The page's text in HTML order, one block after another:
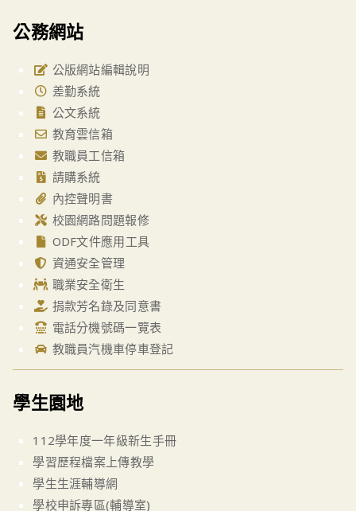
公務網站
公版網站編輯說明
差勤系統
公文系統
教育雲信箱
教職員工信箱
請購系統
內控聲明書
校園網路問題報修
ODF文件應用工具
資通安全管理
職業安全衛生
捐款芳名錄及同意書
電話分機號碼一覽表
教職員汽機車停車登記
學生園地
112學年度一年級新生手冊
學習歷程檔案上傳教學
學生生涯輔導網
學校申訴專區(輔導室)